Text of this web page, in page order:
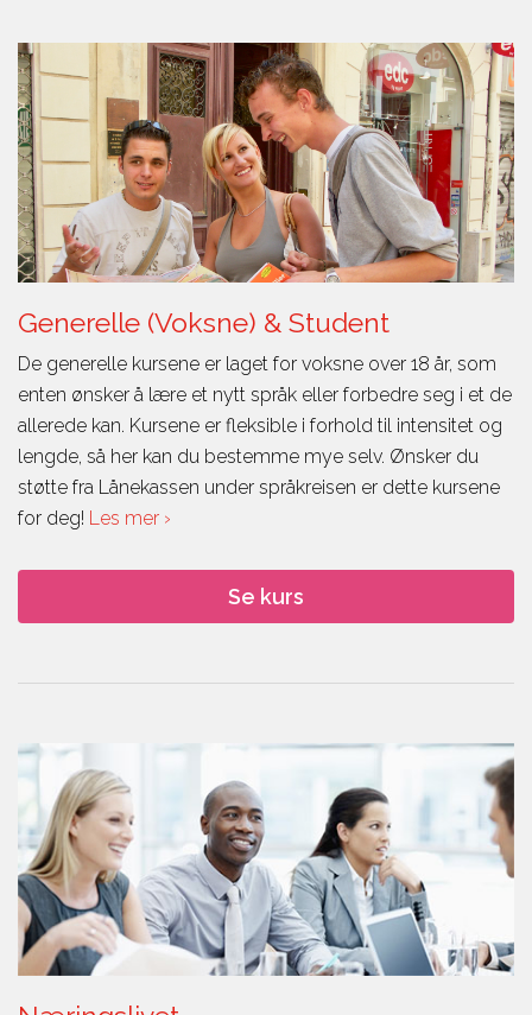
Generelle (Voksne) & Student
De generelle kursene er laget for voksne over 18 år, som
enten ønsker å lære et nytt språk eller forbedre seg i et de
allerede kan. Kursene er fleksible i forhold til intensitet og
lengde, så her kan du bestemme mye selv. Ønsker du
støtte fra Lånekassen under språkreisen er dette kursene
for deg! Les mer ›
Se kurs